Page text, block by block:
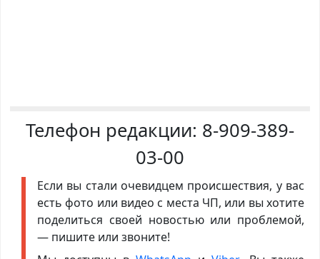
Телефон редакции: 8-909-389-
03-00
Если вы стали очевидцем происшествия, у вас
есть фото или видео с места ЧП, или вы хотите
поделиться своей новостью или проблемой,
— пишите или звоните!